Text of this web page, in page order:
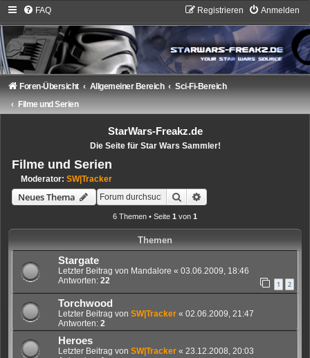
FAQ Anmelden
Registrieren
Foren-Übersicht Allgemeiner Bereich
Sci-Fi-Bereich
Filme und Serien
StarWars-Freakz.de
Die Seite für Star Wars Sammler!
Filme und Serien
Moderator: SW|Tracker
Neues Thema Suche
6 Themen • Seite 1 von 1
Themen
Stargate
Letzter Beitrag von Mandalore « 03.06.2009, 18:46
Antworten: 22 1 2
Torchwood
Letzter Beitrag von SW|Tracker « 02.06.2009, 21:47
Antworten: 2
Heroes
Letzter Beitrag von SW|Tracker « 23.12.2008, 20:03